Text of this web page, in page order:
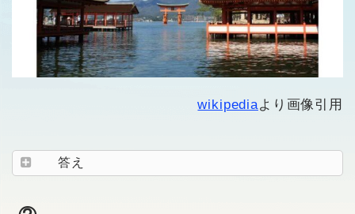
wikipediaより画像引用
答え